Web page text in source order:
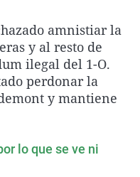
Gente viajera
Como el perro y el
Retornados
Equipo de
Operación Viuda
Galicia
La Rioja
Navarra
Televisión
Elecciones
amnistiar la
y al resto de
ilegal del 1-O.
perdonar la
y mantiene
lo que se ve ni